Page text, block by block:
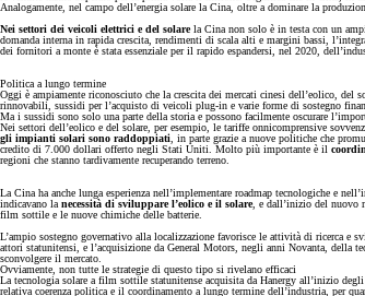
Analogamente, nel campo dell’energia solare la Cina, oltre a dominare la
Nei settori dei veicoli elettrici e del solarela Cina non solo è in testa con un
domanda interna in rapida crescita, rendimenti di scala alti e margini bassi,
dei fornitori a monte è stata essenziale per il rapido espandersi, nel 2020,
Politica a lungo termine
Oggi è ampiamente riconosciuto che la crescita dei mercati cinesi dell’eolico,
rinnovabili, sussidi per l’acquisto di veicoli plug-in e varie forme di sostegno
Ma i sussidi sono solo una parte della storia e possono facilmente oscurare
Nei settori dell’eolico e del solare, per esempio, le tariffe onnicomprensive
gli impianti solari sono raddoppiati , in parte grazie a nuove politiche che
credito di 7.000 dollari offerto negli Stati Uniti. Molto più importante è il
regioni che stanno tardivamente recuperando terreno.
La Cina ha anche lunga esperienza nell’implementare roadmap tecnologiche e
indicavano la necessità di sviluppare l’eolico e il solare, e dall’inizio del nuovo
film sottile e le nuove chimiche delle batterie.
L’ampio sostegno governativo alla localizzazione favorisce le attività di ricerca e
attori statunitensi, e l’acquisizione da General Motors, negli anni Novanta, della
sconvolgere il mercato.
Ovviamente, non tutte le strategie di questo tipo si rivelano efficaci
La tecnologia solare a film sottile statunitense acquisita da Hanergy all’inizio
relativa coerenza politica e il coordinamento a lungo termine dell’industria, per